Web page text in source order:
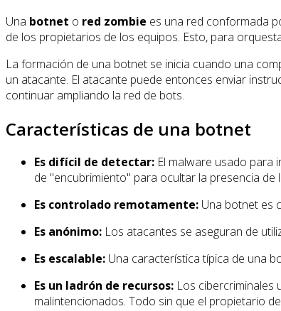
Una botnet o red zombie es una red conformada
de los propietarios de los equipos. Esto, para
La formación de una botnet se inicia cuando una
un atacante. El atacante puede entonces enviar
continuar ampliando la red de bots.
Características de una botnet
Es difícil de detectar: El malware usado para
de "encubrimiento" para ocultar la presencia de
Es controlado remotamente: Una botnet es
Es anónimo: Los atacantes se aseguran de
Es escalable: Una característica típica de una
Es un ladrón de recursos: Los cibercriminales
malintencionados. Todo sin que el propietario